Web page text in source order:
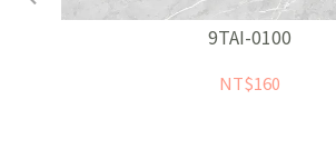
9TAI-0100
NT$160